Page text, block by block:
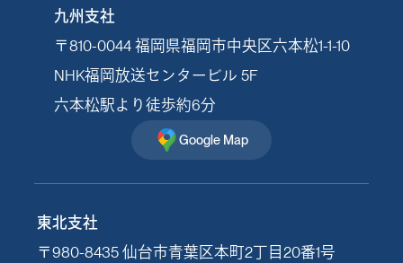
九州支社
〒810-0044 福岡県福岡市中央区六本松1-1-10
NHK福岡放送センタービル 5F
六本松駅より徒歩約6分
Google Map
東北支社
〒980-8435 仙台市青葉区本町2丁目20番1号